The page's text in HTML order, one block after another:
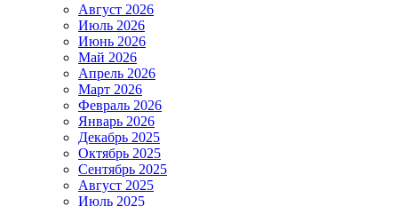
Август 2026
Июль 2026
Июнь 2026
Май 2026
Апрель 2026
Март 2026
Февраль 2026
Январь 2026
Декабрь 2025
Октябрь 2025
Сентябрь 2025
Август 2025
Июль 2025